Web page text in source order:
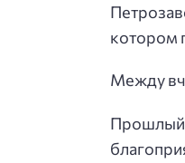
котором
Между
Прошлый